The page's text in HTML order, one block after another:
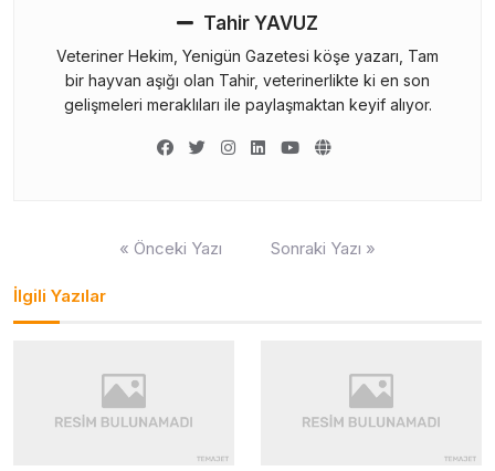
Tahir YAVUZ
Veteriner Hekim, Yenigün Gazetesi köşe yazarı, Tam
bir hayvan aşığı olan Tahir, veterinerlikte ki en son
gelişmeleri meraklıları ile paylaşmaktan keyif alıyor.
« Önceki Yazı Sonraki Yazı »
İlgili Yazılar